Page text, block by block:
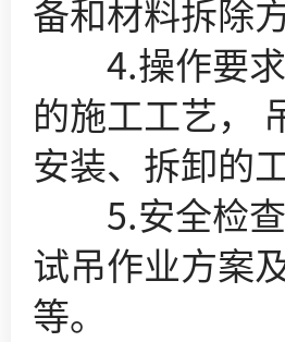
备和材料拆除
4.操作要求
的施工工艺，
安装、拆卸的
5.安全检查
试吊作业方案
等。